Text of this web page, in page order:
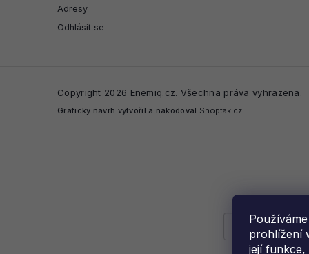
prohlížení
její
Adresy
Odhlásit se
Copyright 2026 Enemiq.cz. Všechna práva vyhrazena.
Grafický návrh vytvořil a nakódoval Shoptak.cz